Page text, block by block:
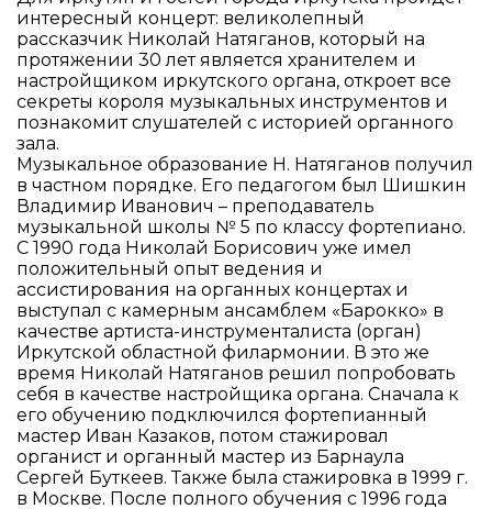
интересный концерт: великолепный
рассказчик Николай Натяганов, который на
протяжении 30 лет является хранителем и
настройщиком иркутского органа, откроет все
секреты короля музыкальных инструментов и
познакомит слушателей с историей органного
зала.
Музыкальное образование Н. Натяганов получил
в частном порядке. Его педагогом был Шишкин
Владимир Иванович – преподаватель
музыкальной школы № 5 по классу фортепиано.
C 1990 года Николай Борисович уже имел
положительный опыт ведения и
ассистирования на органных концертах и
выступал с камерным ансамблем «Барокко» в
качестве артиста-инструменталиста (орган)
Иркутской областной филармонии. В это же
время Николай Натяганов решил попробовать
себя в качестве настройщика органа. Сначала к
его обучению подключился фортепианный
мастер Иван Казаков, потом стажировал
органист и органный мастер из Барнаула
Сергей Буткеев. Также была стажировка в 1999 г.
в Москве. После полного обучения с 1996 года